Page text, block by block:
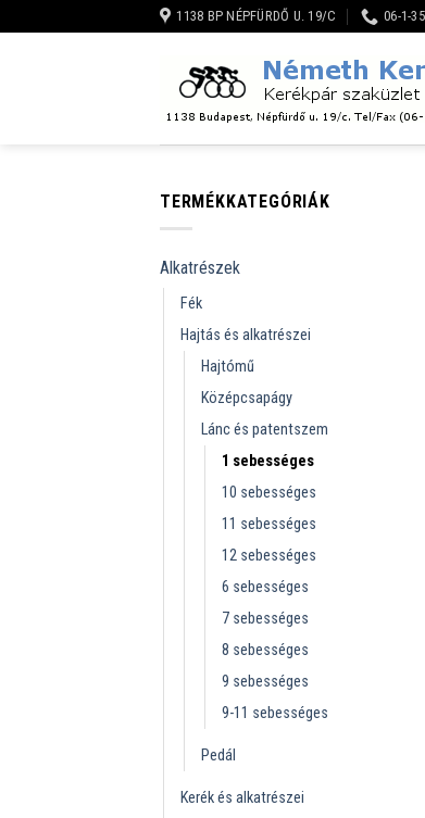
to
1138 BP NÉPFÜRDŐ U. 19/C 06-1-
TERMÉKKATEGÓRIÁK
Alkatrészek
Fék
Hajtás és alkatrészei
Hajtómű
Középcsapágy
Lánc és patentszem
1 sebességes
10 sebességes
11 sebességes
12 sebességes
6 sebességes
7 sebességes
8 sebességes
9 sebességes
9-11 sebességes
Pedál
Kerék és alkatrészei